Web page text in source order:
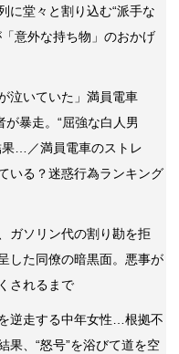
に堂々と割り込む“派手な
意外な持ち物」のおかげ
泣いていた」満員電車
が暴走。“屈強な白人男
果…／満員電車のストレ
いる？迷惑行為ランキング
ガソリン代の割り勘を拒
した同僚の暗黒面。悪事が
されるまで
逆走する中年女性…根拠不
果、“怒号”を浴びて道を空